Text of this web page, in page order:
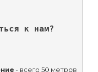
к нам?
- всего 50 метров